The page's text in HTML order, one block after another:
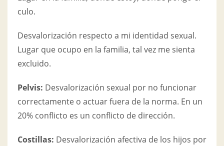
culo.
Desvalorización respecto a mi identidad sexual.
Lugar que ocupo en la familia, tal vez me sienta
excluido.
Pelvis: Desvalorización sexual por no funcionar
correctamente o actuar fuera de la norma. En un
20% conflicto es un conflicto de dirección.
Costillas: Desvalorización afectiva de los hijos por